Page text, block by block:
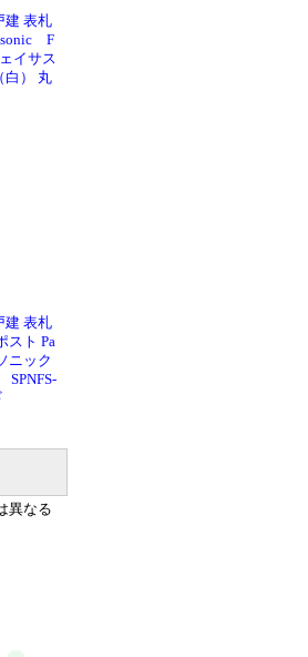
建 表札
F
イサス
白） 丸
建 表札
スト Pa
ニック
SPNFS-
異なる